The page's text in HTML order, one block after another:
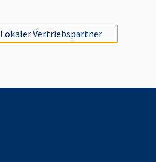
Lokaler Vertriebspartner